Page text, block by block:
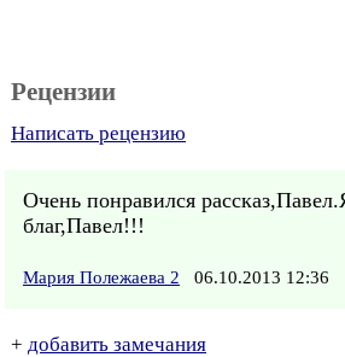
Рецензии
Написать рецензию
Очень понравился
благ,Павел!!!
Мария Полежаева 2 06.10.2013 12:36
+ добавить замечания